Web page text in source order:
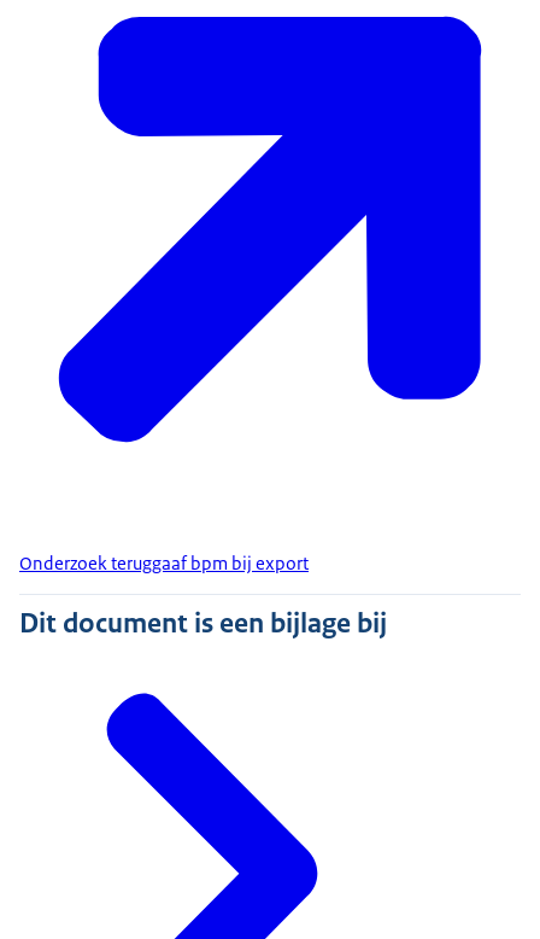
Onderzoek teruggaaf bpm bij export
Dit document is een bijlage bij